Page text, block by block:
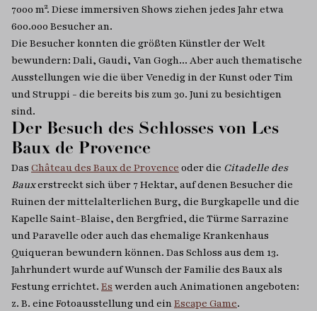
7000 m². Diese immersiven Shows ziehen jedes Jahr etwa
600.000 Besucher an.
Die Besucher konnten die größten Künstler der Welt
bewundern: Dali, Gaudi, Van Gogh... Aber auch thematische
Ausstellungen wie die über Venedig in der Kunst oder Tim
und Struppi - die bereits bis zum 30. Juni zu besichtigen
sind.
Der Besuch des Schlosses von Les
Baux de Provence
Das Château des Baux de Provence oder die Citadelle des
Bauxerstreckt sich über 7 Hektar, auf denen Besucher die
Ruinen der mittelalterlichen Burg, die Burgkapelle und die
Kapelle Saint-Blaise, den Bergfried, die Türme Sarrazine
und Paravelle oder auch das ehemalige Krankenhaus
Quiqueran bewundern können. Das Schloss aus dem 13.
Jahrhundert wurde auf Wunsch der Familie des Baux als
Festung errichtet. Es werden auch Animationen angeboten:
z. B. eine Fotoausstellung und einEscape Game.